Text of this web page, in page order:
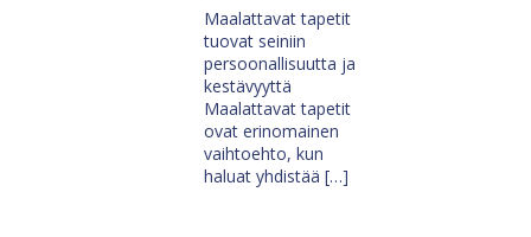
Maalattavat tapetit
tuovat seiniin
persoonallisuutta ja
kestävyyttä
Maalattavat tapetit
ovat erinomainen
vaihtoehto, kun
haluat yhdistää […]